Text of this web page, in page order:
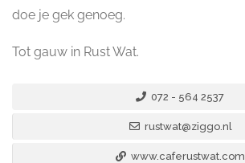
doe je gek genoeg.
Tot gauw in Rust Wat.
072 - 564 2537
rustwat@ziggo.nl
www.caferustwat.com